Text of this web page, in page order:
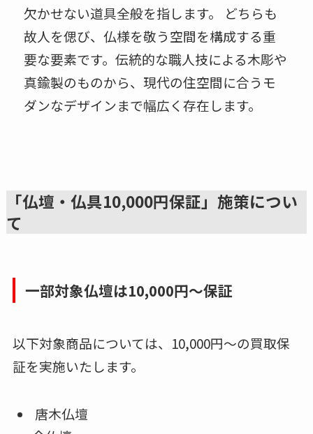
欠かせない道具全般を指します。 どちらも
故人を偲び、仏様を敬う空間を構成する重
要な要素です。伝統的な職人技による木彫や
真鍮製のものから、現代の住空間に合うモ
ダンなデザインまで幅広く存在します。
「仏壇・仏具10,000円保証」施策につい
て
一部対象仏壇は10,000円〜保証
以下対象商品については、10,000円〜の買取保
証を実施いたします。
唐木仏壇